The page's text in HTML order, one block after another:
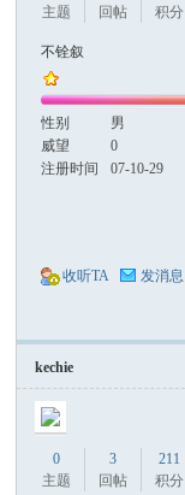
主题
回帖
积分
不铨叙
性别
男
威望
0
注册时间
07-10-29
收听TA 发消息
kechie
0
主题
3
回帖
211
积分